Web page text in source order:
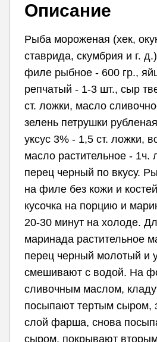
Описание
Рыба мороженая (хек,
ставрида, скумбрия и г.
филе рыбное - 600 гр.,
репчатый - 1-3 шт., сыр
ст. ложки, масло
зелень петрушки
уксус 3% - 1,5 ст. ложки,
масло растительное - 1ч.
перец черный по вкусу.
на филе без кожи и
кусочка на порцию и
20-30 минут на холоде.
маринада растительное
перец черный молотый и
смешивают с водой. На
сливочным маслом,
посыпают тертым сыром,
слой фарша, снова
сыром, покрывают